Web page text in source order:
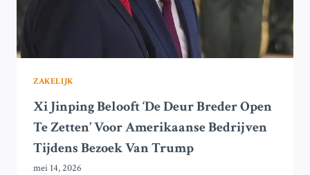
ZAKELIJK
Xi Jinping Belooft ‘De Deur Breder Open
Te Zetten’ Voor Amerikaanse Bedrijven
Tijdens Bezoek Van Trump
mei 14, 2026